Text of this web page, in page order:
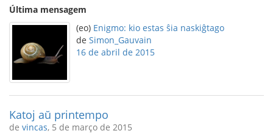
Última mensagem
(eo) Enigmo: kio estas ŝia naskiĝtago
de Simon_Gauvain
16 de abril de 2015
Katoj aŭ printempo
de vincas, 5 de março de 2015